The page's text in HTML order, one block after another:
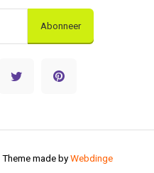
Abonneer
Theme made byWebdinge